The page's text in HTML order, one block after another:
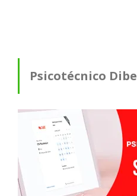
Psicotécnico Dibe